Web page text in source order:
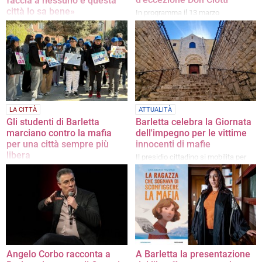
città lo sa bene»
Partecipato corteo in città in
occasione della “XXXI giornata della
memoria e dell’impegno in ricordo
delle vittime innocenti di mafia”
In programma il 13 marzo
LA CITTÀ
Gli studenti di Barletta
marciano contro la mafia
per una città sempre più
libera
Il prefetto D’Agostino: «Siete
testimoni di speranza»
ATTUALITÀ
Barletta celebra la Giornata
dell'impegno per le vittime
innocenti di mafie
Il presidio cittadino si mobilita per
un momento commemorativo nella
parrocchia sant'Andrea
Angelo Corbo racconta a
A Barletta la presentazione